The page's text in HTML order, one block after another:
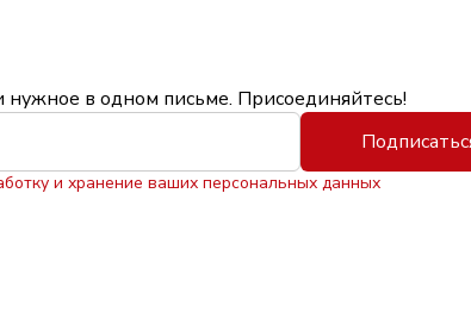
в одном письме. Присоединяйтесь!
и хранение ваших персональных данных